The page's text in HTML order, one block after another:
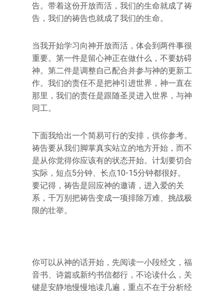
告。带着这份开放而活，我们的生命就成了祷
告，我们的祷告也就成了我们的生命。
当我开始学习向神开放而活，体会到两件事很
重要。第一件是留心神正在做什么，不要妨碍
神。第二件是调整自己配合并参与神的更新工
作。我们的责任不是把神引进世界，神一直在
那里，我们的责任是跟随圣灵进入世界，与神
同工。
下面我给出一个简易可行的安排，供你参考。
祷告要从我们脚掌真实站立的地方开始，而不
是从你觉得你应该有的状态开始。计划要切合
实际，短点5分钟、长点10-15分钟都很好。
要记得，祷告是回应神的邀请，进入爱的关
系，千万别把祷告变成一项排除万难、挑战极
限的壮举。
你可以从神的话开始，先阅读一小段经文，福
音书、诗篇或新约书信都行，不论读什么，关
键是安静地慢慢地读几遍，重点不在于分析经